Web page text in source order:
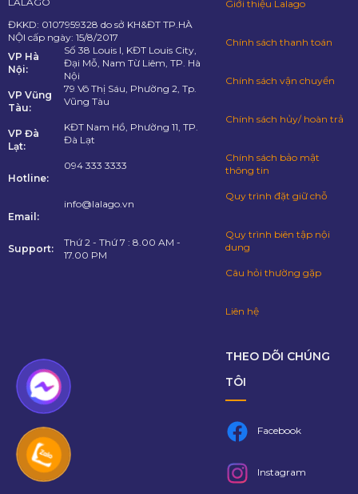
ĐKKD: 0107959328 do sở KH&ĐT TP.HÀ
NỘI cấp ngày: 15/8/2017
VP Hà
Nội:
Số 38 Louis I, KĐT Louis City,
Đại Mỗ, Nam Từ Liêm, TP. Hà
Nội
VP Vũng
Tàu:
79 Võ Thị Sáu, Phường 2, Tp.
Vũng Tàu
VP Đà
Lạt:
KĐT Nam Hồ, Phường 11, TP.
Đà Lạt
Hotline:
094 333 3333
Email:
info@lalago.vn
Support:
Thứ 2 - Thứ 7 : 8.00 AM -
17.00 PM
Giới thiệu Lalago
Chính sách thanh toán
Chính sách vận chuyển
Chính sách hủy/ hoàn trả
Chính sách bảo mật
thông tin
Quy trình đặt giữ chỗ
Quy trình biên tập nội
dung
Câu hỏi thường gặp
Liên hệ
THEO DÕI CHÚNG
TÔI
Facebook
Instagram